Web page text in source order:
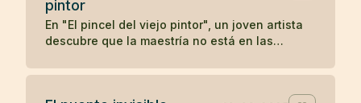
pintor
En "El pincel del viejo pintor", un joven artista
descubre que la maestría no está en las
quien las utiliza, aprendiendo una lección zen